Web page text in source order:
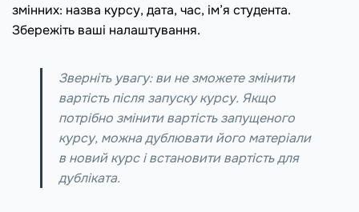
змінних: назва курсу, дата, час, ім’я студента.
Збережіть ваші налаштування.
Зверніть увагу: ви не зможете змінити
вартість після запуску курсу. Якщо
потрібно змінити вартість запущеного
курсу, можна дублювати його матеріали
в новий курс і встановити вартість для
дубліката.